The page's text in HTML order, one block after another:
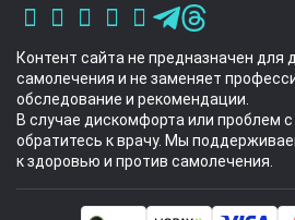
Контент сайта не предназначен для
самолечения и не заменяет
обследование и рекомендации.
В случае дискомфорта или проблем
обратитесь к врачу. Мы
к здоровью и против самолечения.